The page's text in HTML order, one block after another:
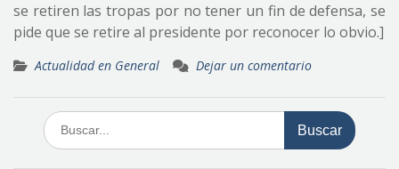
se retiren las tropas por no tener un fin de defensa, se
pide que se retire al presidente por reconocer lo obvio.]
Actualidad en General Dejar un comentario
Buscar: